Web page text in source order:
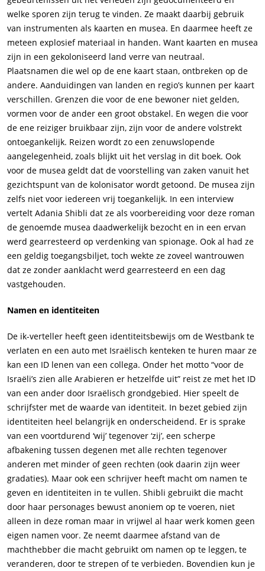
welke sporen zijn terug te vinden. Ze maakt daarbij gebruik
van instrumenten als kaarten en musea. En daarmee heeft ze
meteen explosief materiaal in handen. Want kaarten en musea
zijn in een gekoloniseerd land verre van neutraal.
Plaatsnamen die wel op de ene kaart staan, ontbreken op de
andere. Aanduidingen van landen en regio’s kunnen per kaart
verschillen. Grenzen die voor de ene bewoner niet gelden,
vormen voor de ander een groot obstakel. En wegen die voor
de ene reiziger bruikbaar zijn, zijn voor de andere volstrekt
ontoegankelijk. Reizen wordt zo een zenuwslopende
aangelegenheid, zoals blijkt uit het verslag in dit boek. Ook
voor de musea geldt dat de voorstelling van zaken vanuit het
gezichtspunt van de kolonisator wordt getoond. De musea zijn
zelfs niet voor iedereen vrij toegankelijk. In een interview
vertelt Adania Shibli dat ze als voorbereiding voor deze roman
de genoemde musea daadwerkelijk bezocht en in een ervan
werd gearresteerd op verdenking van spionage. Ook al had ze
een geldig toegangsbiljet, toch wekte ze zoveel wantrouwen
dat ze zonder aanklacht werd gearresteerd en een dag
vastgehouden.
Namen en identiteiten
De ik-verteller heeft geen identiteitsbewijs om de Westbank te
verlaten en een auto met Israëlisch kenteken te huren maar ze
kan een ID lenen van een collega. Onder het motto “voor de
Israëli’s zien alle Arabieren er hetzelfde uit” reist ze met het ID
van een ander door Israëlisch grondgebied. Hier speelt de
schrijfster met de waarde van identiteit. In bezet gebied zijn
identiteiten heel belangrijk en onderscheidend. Er is sprake
van een voortdurend ‘wij’ tegenover ‘zij’, een scherpe
afbakening tussen degenen met alle rechten tegenover
anderen met minder of geen rechten (ook daarin zijn weer
gradaties). Maar ook een schrijver heeft macht om namen te
geven en identiteiten in te vullen. Shibli gebruikt die macht
door haar personages bewust anoniem op te voeren, niet
alleen in deze roman maar in vrijwel al haar werk komen geen
eigen namen voor. Ze neemt daarmee afstand van de
machthebber die macht gebruikt om namen op te leggen, te
veranderen, door te strepen of te verbieden. Bovendien kun je